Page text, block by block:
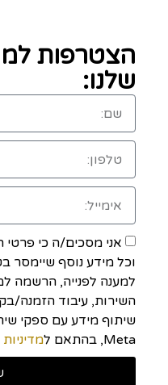
הצטרפות
שלנו:
אני מסכים/ה כי פרטי
וכל מידע נוסף שיימסר
למענה לפנייה, הרשמה
השירות, עיבוד הזמנה/
Meta, בהתאם ל